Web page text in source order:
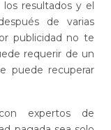
resultados y el
de varias
publicidad no te
requerir de un
puede recuperar
expertos de